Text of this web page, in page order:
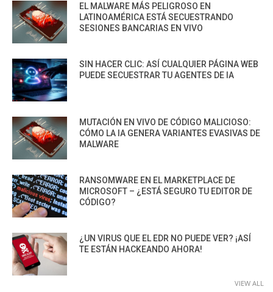
EL MALWARE MÁS PELIGROSO EN
LATINOAMÉRICA ESTÁ SECUESTRANDO
SESIONES BANCARIAS EN VIVO
SIN HACER CLIC: ASÍ CUALQUIER PÁGINA WEB
PUEDE SECUESTRAR TU AGENTES DE IA
MUTACIÓN EN VIVO DE CÓDIGO MALICIOSO:
CÓMO LA IA GENERA VARIANTES EVASIVAS DE
MALWARE
RANSOMWARE EN EL MARKETPLACE DE
MICROSOFT – ¿ESTÁ SEGURO TU EDITOR DE
CÓDIGO?
¿UN VIRUS QUE EL EDR NO PUEDE VER? ¡ASÍ
TE ESTÁN HACKEANDO AHORA!
VIEW ALL